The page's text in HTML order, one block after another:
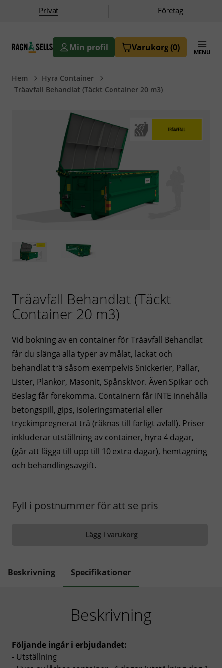
Privat Företag
butik.ragnsells.se
Min profil Varukorg(0) MENU
Hem
Hyra Container
Träavfall Behandlat (Täckt Container 20 m3)
Träavfall Behandlat (Täckt
Container 20 m3)
Vid bokning av en container för Träavfall Behandlat
får du slänga alla typer av målat, lackat och
behandlat trä såsom exempelvis Snickerier, Pallar,
Lister, Plankor, Masonit, Spånskivor. Även Spikar och
Beslag får förekomma. Containern får INTE innehålla
betongspill, gips, isoleringsmaterial eller
tryckimpregnerat trä (räknas till farligt avfall). Priser
inkluderar utställning av container, hyra 4 dagar,
(går att lägga till upp till 10 extra dagar), hemtagning
och behandlingsavgift.
Fyll i postnummer för att se pris
Lägg i varukorg
Beskrivning Specifikationer
Beskrivning
Följande ingår i erbjudandet:
- Utställning